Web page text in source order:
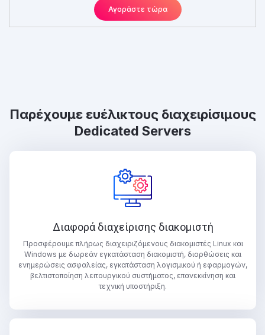
Αγοράστε τώρα
Παρέχουμε ευέλικτους διαχειρίσιμους
Dedicated Servers
Διαφορά διαχείρισης διακομιστή
Προσφέρουμε πλήρως διαχειριζόμενους διακομιστές Linux και
Windows με δωρεάν εγκατάσταση διακομιστή, διορθώσεις και
ενημερώσεις ασφαλείας, εγκατάσταση λογισμικού ή εφαρμογών,
βελτιστοποίηση λειτουργικού συστήματος, επανεκκίνηση και
τεχνική υποστήριξη.